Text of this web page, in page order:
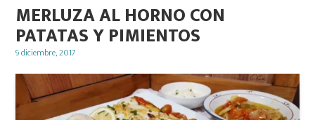
MERLUZA AL HORNO CON
PATATAS Y PIMIENTOS
Posted
9 diciembre, 2017